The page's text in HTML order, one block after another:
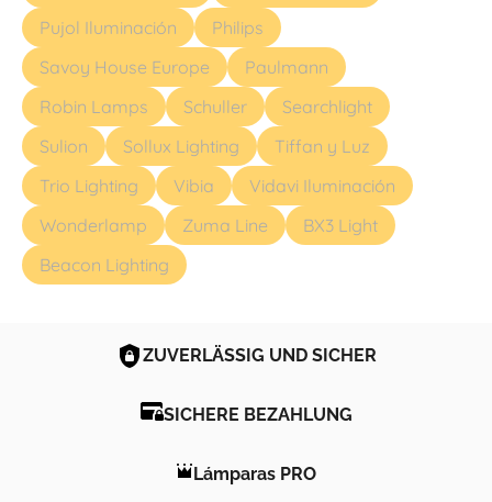
Pujol Iluminación
Philips
Savoy House Europe
Paulmann
Robin Lamps
Schuller
Searchlight
Sulion
Sollux Lighting
Tiffan y Luz
Trio Lighting
Vibia
Vidavi Iluminación
Wonderlamp
Zuma Line
BX3 Light
Beacon Lighting
ZUVERLÄSSIG UND SICHER
SICHERE BEZAHLUNG
Lámparas PRO